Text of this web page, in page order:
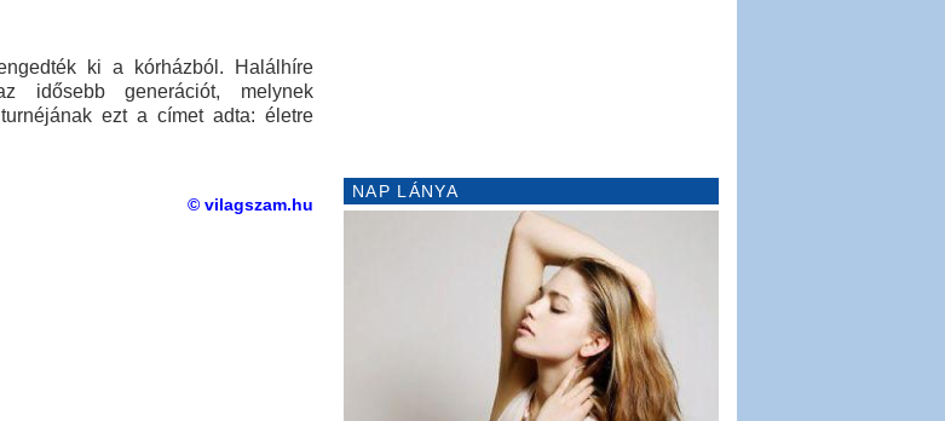
ki a kórházból. Halálhíre
idősebb generációt, melynek
ezt a címet adta: életre
© vilagszam.hu
NAP LÁNYA